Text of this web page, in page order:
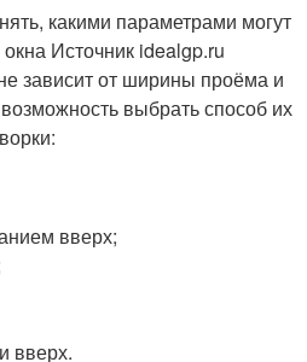
какими параметрами могут
Источник idealgp.ru
зависит от ширины проёма и
выбрать способ их
вверх;
вверх.